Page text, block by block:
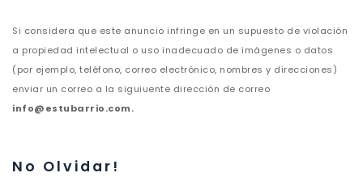
Si considera que este anuncio infringe en un supuesto de violación
a propiedad intelectual o uso inadecuado de imágenes o datos
(por ejemplo, teléfono, correo electrónico, nombres y direcciones)
enviar un correo a la siguiuente dirección de correo
info@estubarrio.com.
No Olvidar!